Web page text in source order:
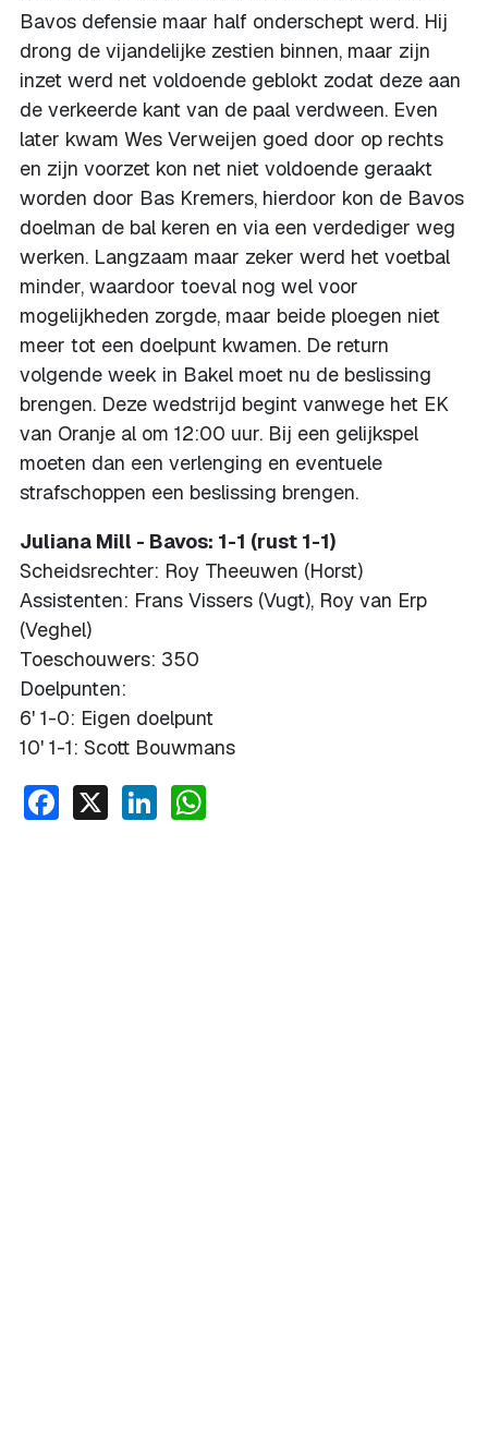
Bavos defensie maar half onderschept werd. Hij
drong de vijandelijke zestien binnen, maar zijn
inzet werd net voldoende geblokt zodat deze aan
de verkeerde kant van de paal verdween. Even
later kwam Wes Verweijen goed door op rechts
en zijn voorzet kon net niet voldoende geraakt
worden door Bas Kremers, hierdoor kon de Bavos
doelman de bal keren en via een verdediger weg
werken. Langzaam maar zeker werd het voetbal
minder, waardoor toeval nog wel voor
mogelijkheden zorgde, maar beide ploegen niet
meer tot een doelpunt kwamen. De return
volgende week in Bakel moet nu de beslissing
brengen. Deze wedstrijd begint vanwege het EK
van Oranje al om 12:00 uur. Bij een gelijkspel
moeten dan een verlenging en eventuele
strafschoppen een beslissing brengen.
Juliana Mill - Bavos: 1-1 (rust 1-1)
Scheidsrechter: Roy Theeuwen (Horst)
Assistenten: Frans Vissers (Vugt), Roy van Erp
(Veghel)
Toeschouwers: 350
Doelpunten:
6' 1-0: Eigen doelpunt
10' 1-1: Scott Bouwmans
Facebook
X LinkedIn